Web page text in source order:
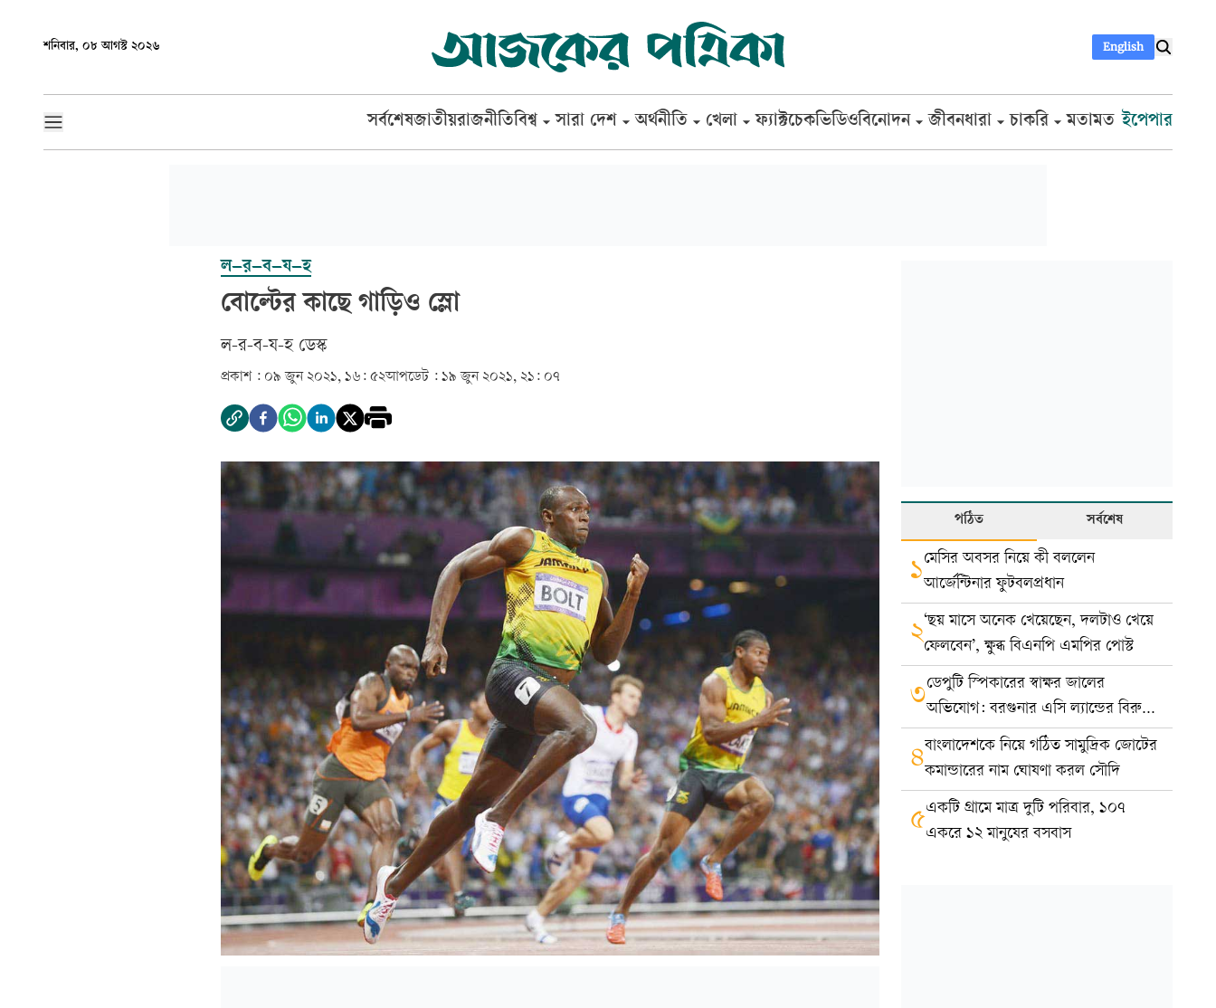
শনিবার, ০৮ আগস্ট ২০২৬ English
সর্বশেষজাতীয়রাজনীতিবিশ্ব সারা দেশ অর্থনীতি খেলা ফ্যাক্টচেকভিডিওবিনোদন জীবনধারা চাকরি মতামত ইপেপার
ল–র–ব–য–হ
বোল্টের কাছে গাড়িও স্লো
ল-র-ব-য-হ ডেস্ক
প্রকাশ : ০৯ জুন ২০২১, ১৬: ৫২আপডেট : ১৯ জুন ২০২১, ২১: ০৭
পঠিত সর্বশেষ
১মেসির অবসর নিয়ে কী বললেন
আর্জেন্টিনার ফুটবলপ্রধান
২‘ছয় মাসে অনেক খেয়েছেন, দলটাও খেয়ে
ফেলবেন’, ক্ষুব্ধ বিএনপি এমপির পোস্ট
৩ডেপুটি স্পিকারের স্বাক্ষর জালের
অভিযোগ: বরগুনার এসি ল্যান্ডের বিরুদ্ধে
মামলা
৪বাংলাদেশকে নিয়ে গঠিত সামুদ্রিক জোটের
কমান্ডারের নাম ঘোষণা করল সৌদি
৫একটি গ্রামে মাত্র দুটি পরিবার, ১০৭
একরে ১২ মানুষের বসবাস